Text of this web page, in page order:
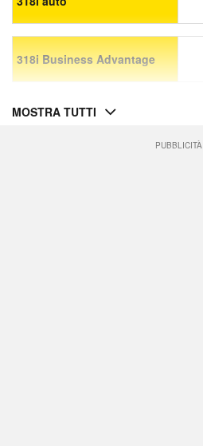
318i Business Advantage
MOSTRA TUTTI
PUBBLICITÀ